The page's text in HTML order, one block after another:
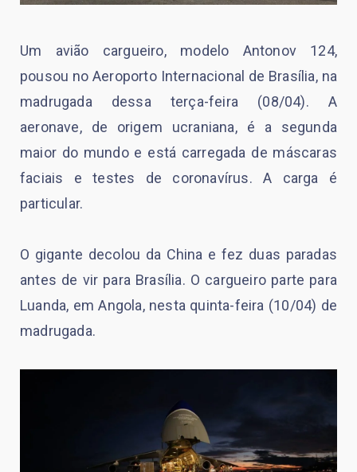
Um avião cargueiro, modelo Antonov 124,
pousou no Aeroporto Internacional de Brasília, na
madrugada dessa terça-feira (08/04). A
aeronave, de origem ucraniana, é a segunda
maior do mundo e está carregada de máscaras
faciais e testes de coronavírus. A carga é
particular.
O gigante decolou da China e fez duas paradas
antes de vir para Brasília. O cargueiro parte para
Luanda, em Angola, nesta quinta-feira (10/04) de
madrugada.